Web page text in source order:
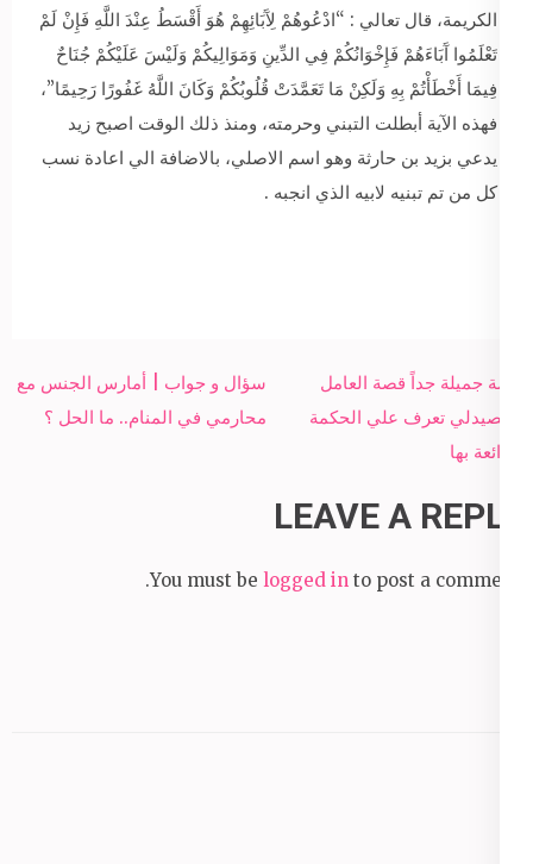
الكريمة، قال تعالي : “ادْعُوهُمْ لِآَبَائِهِمْ هُوَ أَقْسَطُ عِنْدَ اللَّهِ فَإِنْ لَمْ
تَعْلَمُوا آَبَاءَهُمْ فَإِخْوَانُكُمْ فِي الدِّينِ وَمَوَالِيكُمْ وَلَيْسَ عَلَيْكُمْ جُنَاحٌ
فِيمَا أَخْطَأْتُمْ بِهِ وَلَكِنْ مَا تَعَمَّدَتْ قُلُوبُكُمْ وَكَانَ اللَّهُ غَفُورًا رَحِيمًا”،
فهذه الآية أبطلت التبني وحرمته، ومنذ ذلك الوقت اصبح زيد
يدعي بزيد بن حارثة وهو اسم الاصلي، بالاضافة الي اعادة نسب
كل من تم تبنيه لابيه الذي انجبه .
Post
navigation
سؤال و جواب | أمارس الجنس مع
محارمي في المنام.. ما الحل ؟
قصة جميلة جداً قصة العامل
والصيدلي تعرف علي الحكمة
الرائعة بها
LEAVE A REPLY
You must be logged in to post a comment.